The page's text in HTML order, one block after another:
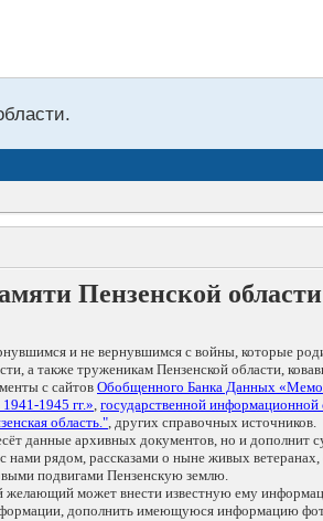
Пензенской области
и не вернувшимся с войны, которые
а также труженикам Пензенской области,
с сайтовОбобщенного Банка Данных
1945 гг.», государственной
область.", других справочных источников.
данные архивных документов, но и
рядом, рассказами о ныне живых
подвигами Пензенскую землю.
желающий может внести известную ему
дополнить имеющуюся информацию